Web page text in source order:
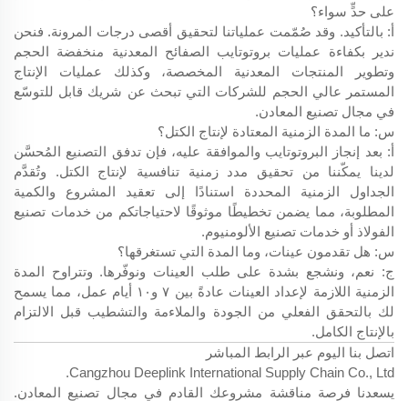
على حدٍّ سواء؟
أ: بالتأكيد. وقد صُمّمت عملياتنا لتحقيق أقصى درجات المرونة. فنحن
ندير بكفاءة عمليات بروتوتايب الصفائح المعدنية منخفضة الحجم
وتطوير المنتجات المعدنية المخصصة، وكذلك عمليات الإنتاج
المستمر عالي الحجم للشركات التي تبحث عن شريك قابل للتوسّع
في مجال تصنيع المعادن.
س: ما المدة الزمنية المعتادة لإنتاج الكتل؟
أ: بعد إنجاز البروتوتايب والموافقة عليه، فإن تدفق التصنيع المُحسَّن
لدينا يمكّننا من تحقيق مدد زمنية تنافسية لإنتاج الكتل. وتُقدَّم
الجداول الزمنية المحددة استنادًا إلى تعقيد المشروع والكمية
المطلوبة، مما يضمن تخطيطًا موثوقًا لاحتياجاتكم من خدمات تصنيع
الفولاذ أو خدمات تصنيع الألومنيوم.
س: هل تقدمون عينات، وما المدة التي تستغرقها؟
ج: نعم، ونشجع بشدة على طلب العينات ونوفّرها. وتتراوح المدة
الزمنية اللازمة لإعداد العينات عادةً بين ٧ و١٠ أيام عمل، مما يسمح
لك بالتحقق الفعلي من الجودة والملاءمة والتشطيب قبل الالتزام
بالإنتاج الكامل.
اتصل بنا اليوم عبر الرابط المباشر
Cangzhou Deeplink International Supply Chain Co., Ltd.
يسعدنا فرصة مناقشة مشروعك القادم في مجال تصنيع المعادن.